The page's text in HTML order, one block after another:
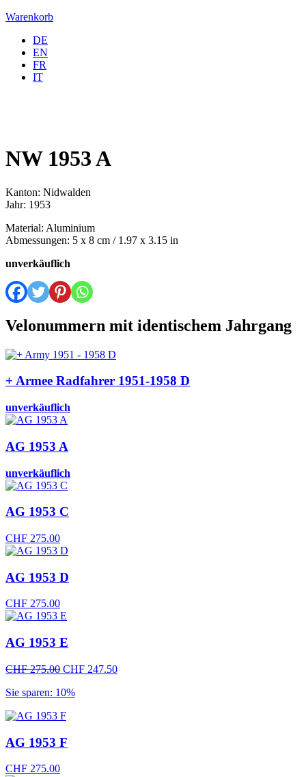
Warenkorb
DE
EN
FR
IT
NW 1953 A
Kanton: Nidwalden
Jahr: 1953
Material: Aluminium
Abmessungen: 5 x 8 cm / 1.97 x 3.15 in
unverkäuflich
Velonummern mit identischem Jahrgang
+ Armee Radfahrer 1951-1958 D
unverkäuflich
AG 1953 A
unverkäuflich
AG 1953 C
CHF 275.00
AG 1953 D
CHF 275.00
AG 1953 E
CHF275.00 Ursprünglicher
war:
CHF 247.50Aktueller
Sie sparen: 10%
AG 1953 F
CHF 275.00